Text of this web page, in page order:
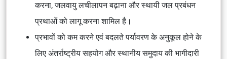
करना, जलवायु लचीलापन बढ़ाना और स्थायी जल प्रबंधन
प्रथाओं को लागू करना शामिल है।
प्रभावों को कम करने एवं बदलते पर्यावरण के अनुकूल होने के
लिए अंतर्राष्ट्रीय सहयोग और स्थानीय समुदाय की भागीदारी